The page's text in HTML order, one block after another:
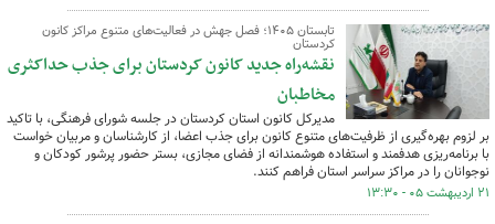
تابستان ۱۴۰۵؛ فصل جهش در فعالیت‌های متنوع مراکز کانون
کردستان
نقشه‌راه جدید کانون کردستان برای جذب حداکثری
مخاطبان
مدیرکل کانون استان کردستان در جلسه شورای فرهنگی، با تاکید
بر لزوم بهره‌گیری از ظرفیت‌های متنوع کانون برای جذب اعضا، از کارشناسان و مربیان خواست
با برنامه‌ریزی هدفمند و استفاده هوشمندانه از فضای مجازی، بستر حضور پرشور کودکان و
نوجوانان را در مراکز سراسر استان فراهم کنند.
۲۱ اردیبهشت ۰۵ - ۱۳:۳۰